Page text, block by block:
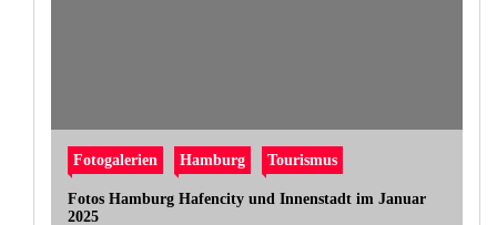
Fotogalerien Hamburg Tourismus
Fotos Hamburg Hafencity und Innenstadt im Januar
2025